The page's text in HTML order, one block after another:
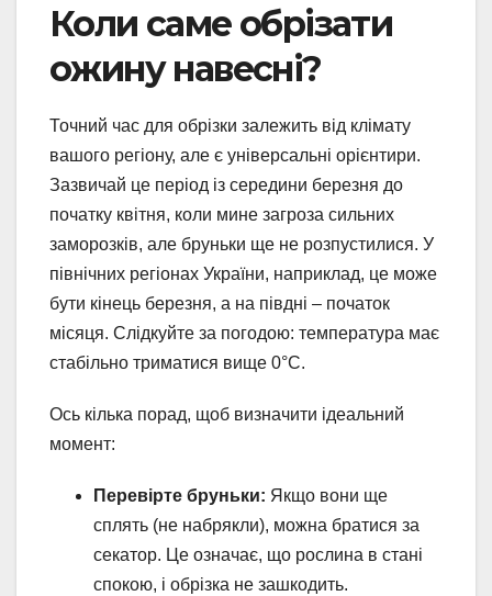
Коли саме обрізати
ожину навесні?
Точний час для обрізки залежить від клімату
вашого регіону, але є універсальні орієнтири.
Зазвичай це період із середини березня до
початку квітня, коли мине загроза сильних
заморозків, але бруньки ще не розпустилися. У
північних регіонах України, наприклад, це може
бути кінець березня, а на півдні – початок
місяця. Слідкуйте за погодою: температура має
стабільно триматися вище 0°C.
Ось кілька порад, щоб визначити ідеальний
момент:
Перевірте бруньки: Якщо вони ще
сплять (не набрякли), можна братися за
секатор. Це означає, що рослина в стані
спокою, і обрізка не зашкодить.